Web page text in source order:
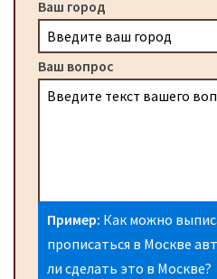
Ваш город
Ваш вопрос
Пример: Как можно
прописаться в Москве
ли сделать это в Москве?